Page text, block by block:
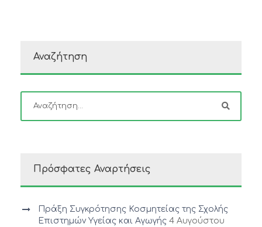
Αναζήτηση
Πρόσφατες Αναρτήσεις
Πράξη Συγκρότησης Κοσμητείας της Σχολής
Επιστημών Υγείας και Αγωγής 4 Αυγούστου